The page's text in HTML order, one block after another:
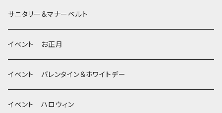
季節限定 ハロウィン
季節限定 クリスマス
Wonderful Kitchen / (旧)P-ball
MEAT
グルテンフリー！ _ DOG TREE
デンタルケア
除菌・抗菌・消臭
耳
静電気防止スプレー
Bichon Frise
サニタリー＆マナーベルト
イベント お正月
イベント バレンタイン＆ホワイトデー
イベント ハロウィン